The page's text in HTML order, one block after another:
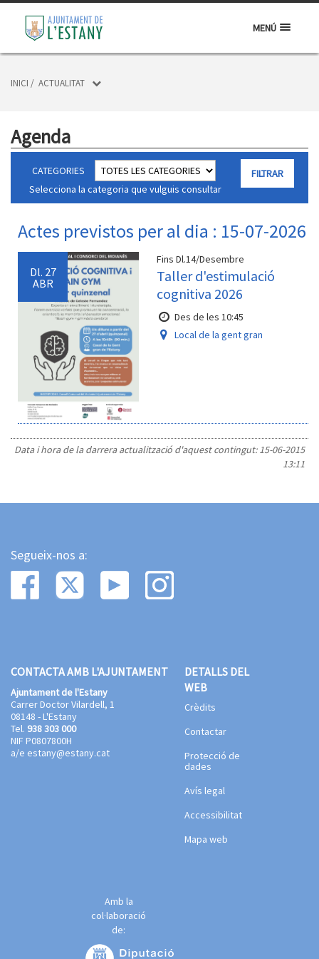
MENÚ
INICI / ACTUALITAT
Agenda
CATEGORIES
Selecciona la categoria que vulguis consultar
Actes previstos per al dia : 15-07-2026
Dl. 27
ABR
Fins Dl.14/Desembre
Taller d'estimulació
cognitiva 2026
Des de les 10:45
Local de la gent gran
Data i hora de la darrera actualització d'aquest contingut:15-06-2015
13:11
Segueix-nos a:
CONTACTA AMB L'AJUNTAMENT
Ajuntament de l'Estany
Carrer Doctor Vilardell, 1
08148 - L'Estany
Tel. 938 303 000
NIF P0807800H
a/e estany@estany.cat
DETALLS DEL
WEB
Crèdits
Contactar
Protecció de
dades
Avís legal
Accessibilitat
Mapa web
Amb la
col·laboració
de: